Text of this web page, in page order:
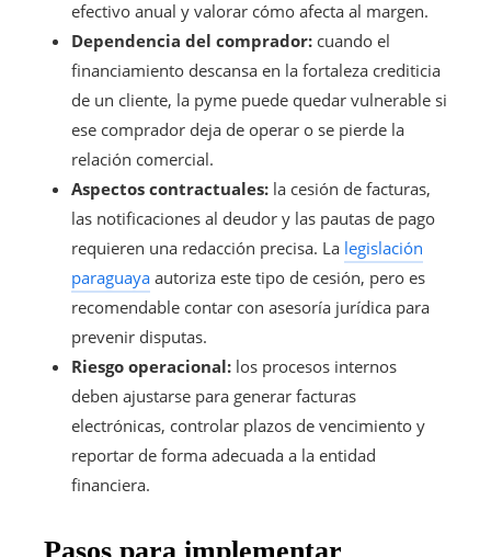
efectivo anual y valorar cómo afecta al margen.
Dependencia del comprador: cuando el
financiamiento descansa en la fortaleza crediticia
de un cliente, la pyme puede quedar vulnerable si
ese comprador deja de operar o se pierde la
relación comercial.
Aspectos contractuales: la cesión de facturas,
las notificaciones al deudor y las pautas de pago
requieren una redacción precisa. La legislación
paraguaya autoriza este tipo de cesión, pero es
recomendable contar con asesoría jurídica para
prevenir disputas.
Riesgo operacional: los procesos internos
deben ajustarse para generar facturas
electrónicas, controlar plazos de vencimiento y
reportar de forma adecuada a la entidad
financiera.